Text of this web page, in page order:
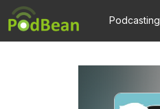
Podcasting